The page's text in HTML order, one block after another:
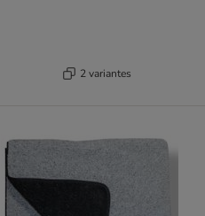
2 variantes